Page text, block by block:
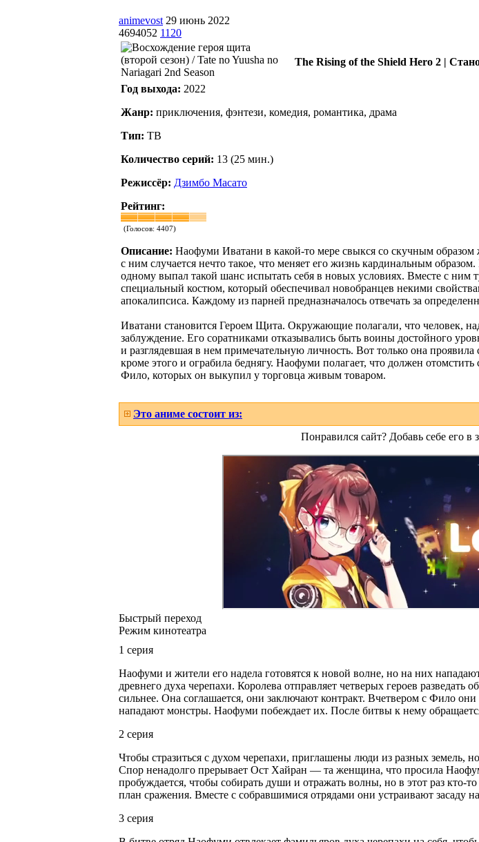
animevost 29 июнь 2022
4694052 1120
The Rising of the Shield Hero 2 |
Год выхода: 2022
Жанр: приключения, фэнтези, комедия, романтика, драма
Тип: ТВ
Количество серий: 13 (25 мин.)
Режиссёр: Дзимбо Масато
Рейтинг:
(Голосов: 4407)
Описание: Наофуми Иватани в какой-то мере свыкся со скучным
с ним случается нечто такое, что меняет его жизнь кардинальным
одному выпал такой шанс испытать себя в новых условиях. Вместе с ним
специальный костюм, который обеспечивал новобранцев некими
апокалипсиса. Каждому из парней предназначалось отвечать за
Иватани становится Героем Щита. Окружающие полагали, что человек,
заблуждение. Его соратниками отказывались быть воины достойного
и разглядевшая в нем примечательную личность. Вот только она
кроме этого и ограбила беднягу. Наофуми полагает, что должен
Фило, которых он выкупил у торговца живым товаром.
Это аниме состоит из:
Понравился сайт? Добавь себе его в
Быстрый переход
Режим кинотеатра
1 серия
Наофуми и жители его надела готовятся к новой волне, но на них
древнего духа черепахи. Королева отправляет четверых героев разведать
сильнее. Она соглашается, они заключают контракт. Вчетвером с Фило
нападают монстры. Наофуми побеждает их. После битвы к нему
2 серия
Чтобы стразиться с духом черепахи, приглашены люди из разных земель,
Спор ненадолго прерывает Ост Хайран — та женщина, что просила
пробуждается, чтобы собирать души и отражать волны, но в этот раз кто-
план сражения. Вместе с собравшимися отрядами они устраивают засаду
3 серия